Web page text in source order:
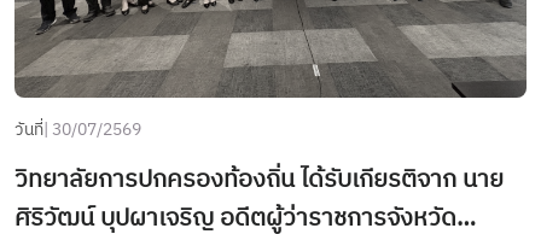
วันที่| 30/07/2569
วิทยาลัยการปกครองท้องถิ่น ได้รับเกียรติจาก นาย
ศิริวัฒน์ บุปผาเจริญ อดีตผู้ว่าราชการจังหวัด